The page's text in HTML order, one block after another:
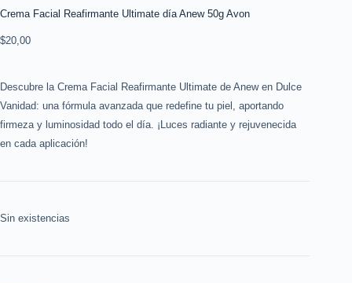
Crema Facial Reafirmante Ultimate día Anew 50g Avon
$20,00
Descubre la Crema Facial Reafirmante Ultimate de Anew en Dulce
Vanidad: una fórmula avanzada que redefine tu piel, aportando
firmeza y luminosidad todo el día. ¡Luces radiante y rejuvenecida
en cada aplicación!
Sin existencias